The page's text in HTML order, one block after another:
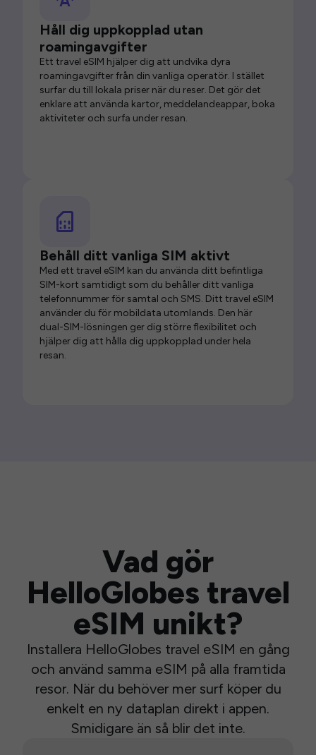
Håll dig uppkopplad utan
roamingavgifter
Ett travel eSIM hjälper dig att undvika dyra
roamingavgifter från din vanliga operatör. I stället
surfar du till lokala priser när du reser. Det gör det
enklare att använda kartor, meddelandeappar, boka
aktiviteter och surfa under resan.
Behåll ditt vanliga SIM aktivt
Med ett travel eSIM kan du använda ditt befintliga
SIM-kort samtidigt som du behåller ditt vanliga
telefonnummer för samtal och SMS. Ditt travel eSIM
använder du för mobildata utomlands. Den här
dual-SIM-lösningen ger dig större flexibilitet och
hjälper dig att hålla dig uppkopplad under hela
resan.
Vad gör
HelloGlobes travel
eSIM unikt?
Installera HelloGlobes travel eSIM en gång
och använd samma eSIM på alla framtida
resor. När du behöver mer surf köper du
enkelt en ny dataplan direkt i appen.
Smidigare än så blir det inte.